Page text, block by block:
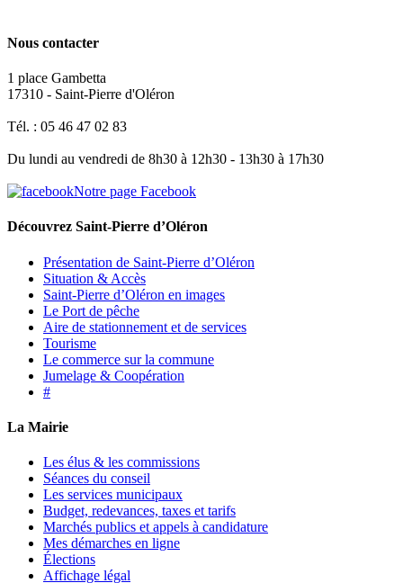
Nous contacter
1 place Gambetta
17310 - Saint-Pierre d'Oléron
Tél. : 05 46 47 02 83
Du lundi au vendredi de 8h30 à 12h30 - 13h30 à 17h30
Notre page Facebook
Découvrez Saint-Pierre d’Oléron
Présentation de Saint-Pierre d’Oléron
Situation & Accès
Saint-Pierre d’Oléron en images
Le Port de pêche
Aire de stationnement et de services
Tourisme
Le commerce sur la commune
Jumelage & Coopération
#
La Mairie
Les élus & les commissions
Séances du conseil
Les services municipaux
Budget, redevances, taxes et tarifs
Marchés publics et appels à candidature
Mes démarches en ligne
Élections
Affichage légal